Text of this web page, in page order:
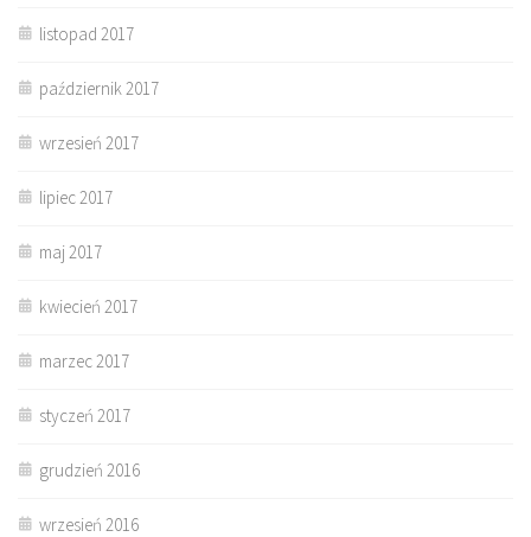
listopad 2017
październik 2017
wrzesień 2017
lipiec 2017
maj 2017
kwiecień 2017
marzec 2017
styczeń 2017
grudzień 2016
wrzesień 2016